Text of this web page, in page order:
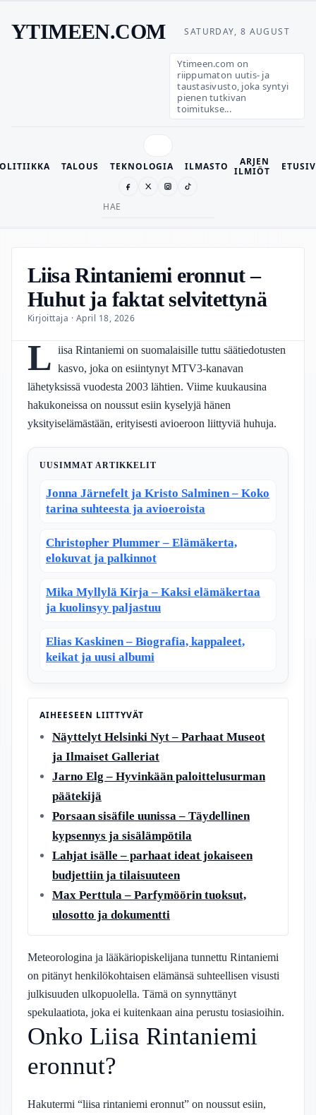
SATURDAY, 8 AUGUST
YTIMEEN.COM
Ytimeen.com on
riippumaton uutis- ja
taustasivusto, joka syntyi
pienen tutkivan
toimitukse...
TALOUS TEKNOLOGIA ILMASTO
ARJEN
ILMIÖT
Search
Liisa Rintaniemi eronnut –
Huhut ja faktat selvitettynä
Kirjoittaja · April 18, 2026
L iisa Rintaniemi on suomalaisille tuttu säätiedotusten
kasvo, joka on esiintynyt MTV3-kanavan
lähetyksissä vuodesta 2003 lähtien. Viime kuukausina
hakukoneissa on noussut esiin kyselyjä hänen
yksityiselämästään, erityisesti avioeroon liittyviä huhuja.
UUSIMMAT ARTIKKELIT
Jonna Järnefelt ja Kristo Salminen – Koko
tarina suhteesta ja avioeroista
Christopher Plummer – Elämäkerta,
elokuvat ja palkinnot
Mika Myllylä Kirja – Kaksi elämäkertaa
ja kuolinsyy paljastuu
Elias Kaskinen – Biografia, kappaleet,
keikat ja uusi albumi
AIHEESEEN LIITTYVÄT
Näyttelyt Helsinki Nyt – Parhaat Museot
ja Ilmaiset Galleriat
Jarno Elg – Hyvinkään paloittelusurman
päätekijä
Porsaan sisäfile uunissa – Täydellinen
kypsennys ja sisälämpötila
Lahjat isälle – parhaat ideat jokaiseen
budjettiin ja tilaisuuteen
Max Perttula – Parfymöörin tuoksut,
ulosotto ja dokumentti
Meteorologina ja lääkäriopiskelijana tunnettu Rintaniemi
on pitänyt henkilökohtaisen elämänsä suhteellisen visusti
julkisuuden ulkopuolella. Tämä on synnyttänyt
spekulaatiota, joka ei kuitenkaan aina perustu tosiasioihin.
Onko Liisa Rintaniemi
eronnut?
Hakutermi “liisa rintaniemi eronnut” on noussut esiin,